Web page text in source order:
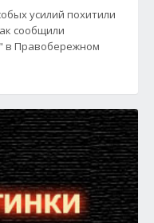
усилий похитили
сообщили
в Правобережном